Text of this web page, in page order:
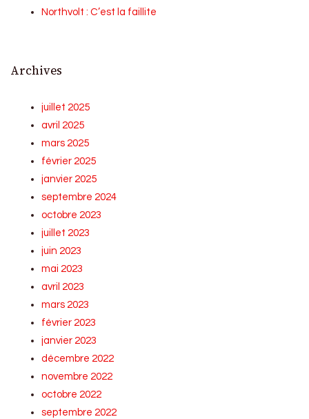
Northvolt : C’est la faillite
Archives
juillet 2025
avril 2025
mars 2025
février 2025
janvier 2025
septembre 2024
octobre 2023
juillet 2023
juin 2023
mai 2023
avril 2023
mars 2023
février 2023
janvier 2023
décembre 2022
novembre 2022
octobre 2022
septembre 2022